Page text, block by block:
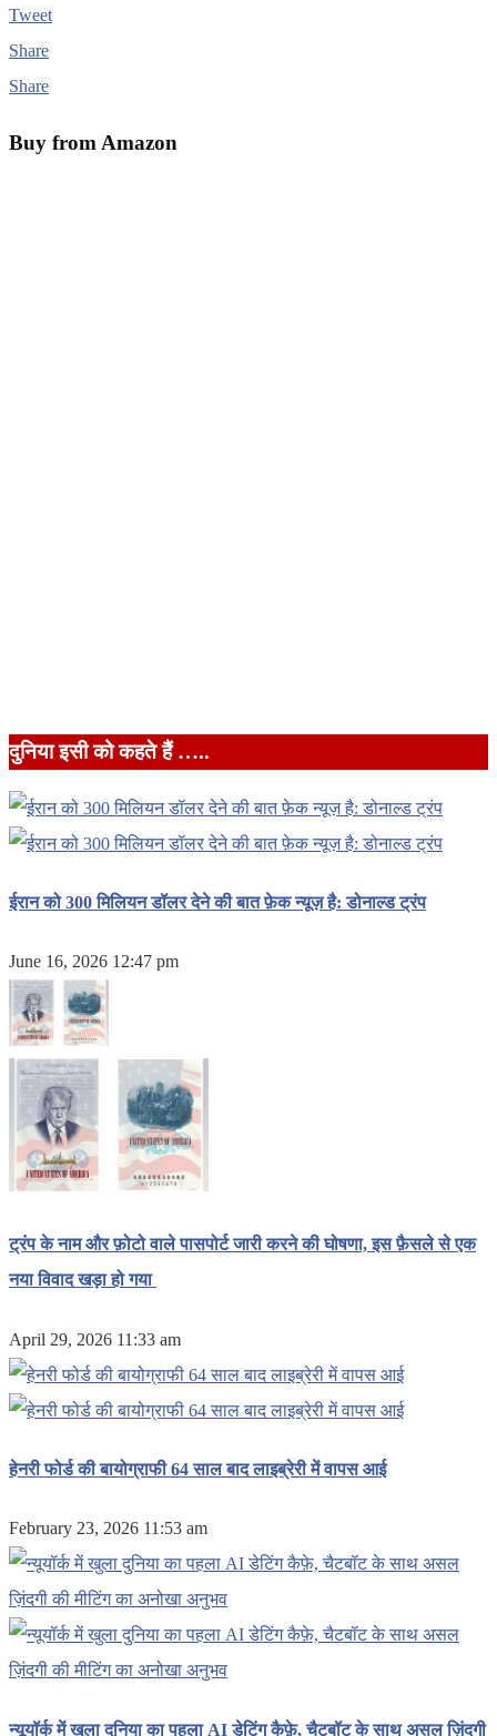
Tweet
Share
Share
Buy from Amazon
दुनिया इसी को कहते हैं …..
ईरान को 300 मिलियन डॉलर देने की बात फ़ेक न्यूज़ है: डोनाल्ड ट्रंप
June 16, 2026 12:47 pm
ट्रंप के नाम और फ़ोटो वाले पासपोर्ट जारी करने की घोषणा, इस फ़ैसले से एक
नया विवाद खड़ा हो गया
April 29, 2026 11:33 am
हेनरी फोर्ड की बायोग्राफी 64 साल बाद लाइब्रेरी में वापस आई
February 23, 2026 11:53 am
न्यूयॉर्क में खुला दुनिया का पहला AI डेटिंग कैफ़े, चैटबॉट के साथ असल ज़िंदगी